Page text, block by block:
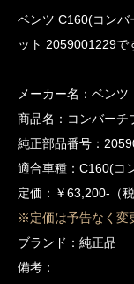
ベンツ C160(コンバ
ット 2059001229で
メーカー名：ベンツ
商品名：コンバーチ
純正部品番号：
適合車種：C160(コ
定価：￥63,200-
※定価は予告なく変
ブランド：純正品
備考：